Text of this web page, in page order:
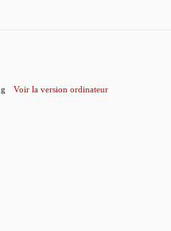
Voir la version ordinateur